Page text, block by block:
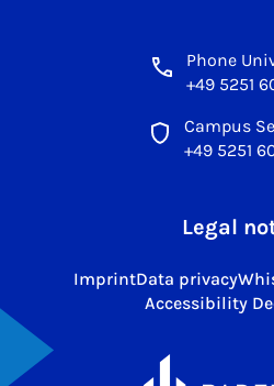
Phone
+49 5251
Campus
+49 5251
Legal
ImprintData privacy
Accessibility